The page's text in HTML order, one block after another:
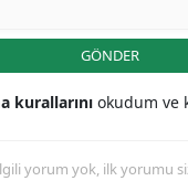
GÖNDER
kurallarını okudum ve
yorum yok, ilk yorumu